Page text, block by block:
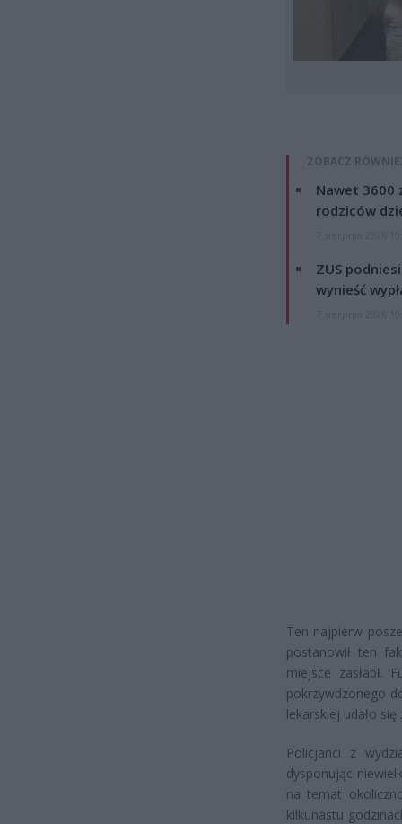
ZOBACZ
Nawet 3600
rodziców
ZUS
wynieść
Ten najpierw
postanowił ten
miejsce zasłabł.
pokrzywdzonego
lekarskiej udało
Policjanci z
dysponując
na temat
kilkunastu